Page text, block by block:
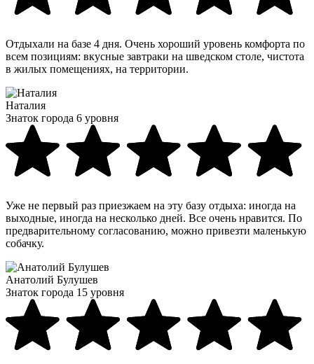
Отдыхали на базе 4 дня. Очень хороший уровень комфорта по
всем позициям: вкусные завтраки на шведском столе, чистота
в жилых помещениях, на территории.
Наталия
Знаток города 6 уровня
Уже не первый раз приезжаем на эту базу отдыха: иногда на
выходные, иногда на несколько дней. Все очень нравится. По
предварительному согласованию, можно привезти маленькую
собачку.
Анатолий Булушев
Знаток города 15 уровня